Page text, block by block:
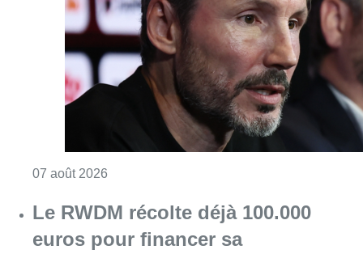
07 août 2026
Le RWDM récolte déjà 100.000
euros pour financer sa